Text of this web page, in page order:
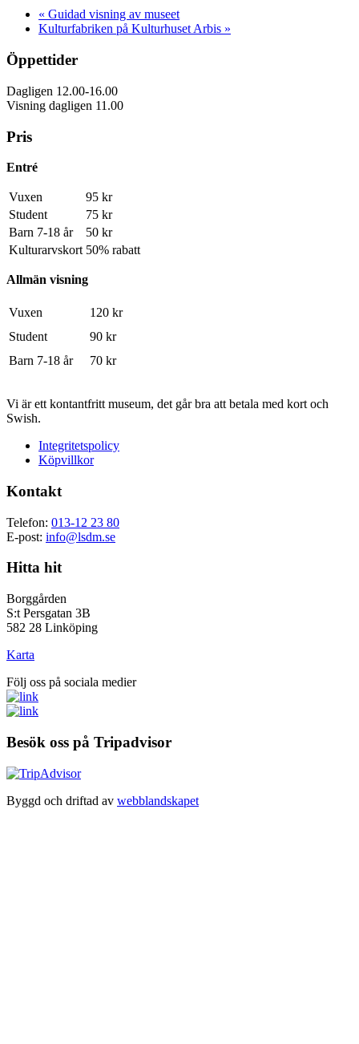
« Guidad visning av museet
Kulturfabriken på Kulturhuset Arbis »
Öppettider
Dagligen 12.00-16.00
Visning dagligen 11.00
Pris
Entré
Vuxen
95 kr
Student
75 kr
Barn 7-18 år
50 kr
Kulturarvskort 50% rabatt
Allmän visning
Vuxen
120 kr
Student
90 kr
Barn 7-18 år
70 kr
Vi är ett kontantfritt museum, det går bra att betala med kort och
Swish.
Integritetspolicy
Köpvillkor
Kontakt
Telefon: 013-12 23 80
E-post: info@lsdm.se
Hitta hit
Borggården
S:t Persgatan 3B
582 28 Linköping
Karta
Följ oss på sociala medier
Besök oss på Tripadvisor
Byggd och driftad av webblandskapet